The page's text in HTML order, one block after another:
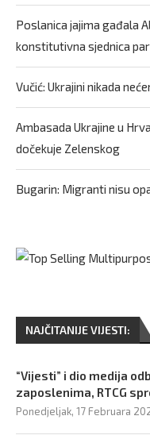
Poslanica jajima gađala
konstitutivna sjednica
Vučić: Ukrajini nikada
Ambasada Ukrajine u
dočekuje Zelenskog
Bugarin: Migranti nisu
NAJČITANIJE VIJESTI:
“Vijesti” i dio medija
zaposlenima, RTCG
Ponedjeljak, 17 Februara